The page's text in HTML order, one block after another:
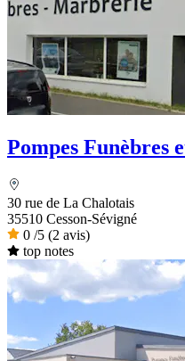
Pompes Funèbres
30 rue de La Chalotais
35510 Cesson-Sévigné
0 /5 (2 avis)
top notes